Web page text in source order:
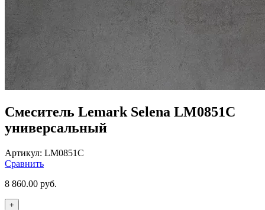
Смеситель Lemark Selena LM0851С
универсальный
Артикул: LM0851C
Сравнить
8 860.00 руб.
+